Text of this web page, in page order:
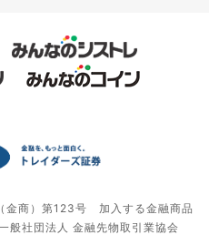
金商）第123号 加入する金融商品
般社団法人 金融先物取引業協会